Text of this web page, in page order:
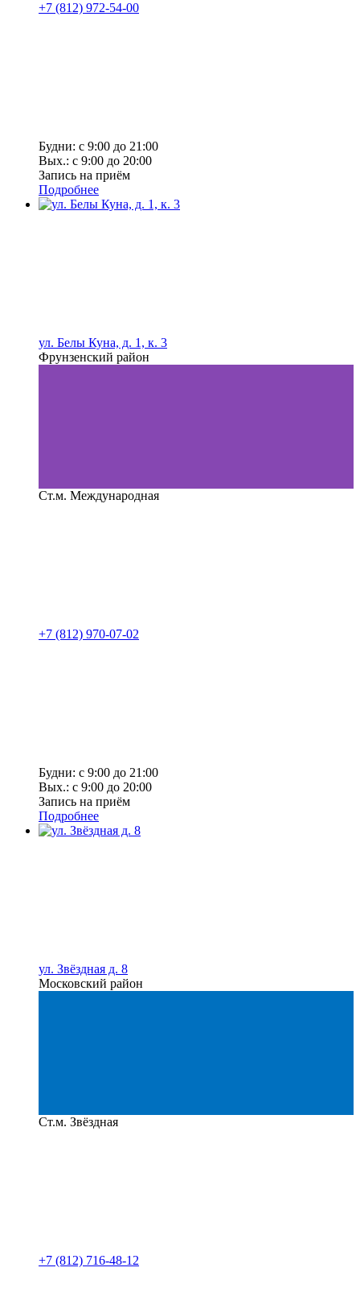
+7 (812) 972-54-00
Будни: с 9:00 до 21:00
Вых.: с 9:00 до 20:00
Запись на приём
Подробнее
ул. Белы Куна, д. 1, к. 3
Фрунзенский район
Ст.м. Международная
+7 (812) 970-07-02
Будни: с 9:00 до 21:00
Вых.: с 9:00 до 20:00
Запись на приём
Подробнее
ул. Звёздная д. 8
Московский район
Ст.м. Звёздная
+7 (812) 716-48-12